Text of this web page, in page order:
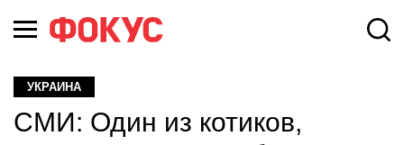
УКРАИНА
СМИ: Один из котиков,